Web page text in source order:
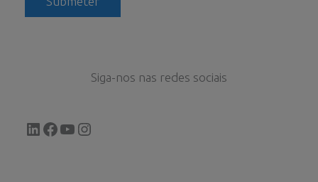
Siga-nos nas redes sociais
LinkedIn
Facebook
YouTube
Instagram